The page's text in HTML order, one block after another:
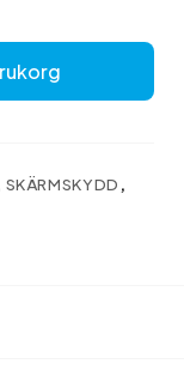
SKÄRMSKYDD ,